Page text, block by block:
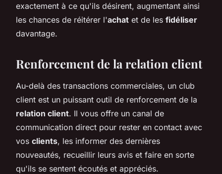
exactement à ce qu'ils désirent, augmentant ainsi
les chances de réitérer l'achat et de les fidéliser
davantage.
Renforcement de la relation client
Au-delà des transactions commerciales, un club
client est un puissant outil de renforcement de la
relation client. Il vous offre un canal de
communication direct pour rester en contact avec
vos clients, les informer des dernières
nouveautés, recueillir leurs avis et faire en sorte
qu'ils se sentent écoutés et appréciés.